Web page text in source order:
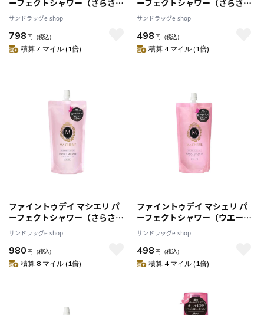
ら） 250ml
サンドラッグe-shop
798 円 （税込）
積算 7 マイル (1倍)
ら）つめかえ 220ml
サンドラッグe-shop
498 円 （税込）
積算 4 マイル (1倍)
ファイントゥデイ マシエリ パ
ーフェクトシャワー（さらさ
ら）つめかえ 220ml [2個セッ
ト]
サンドラッグe-shop
980 円 （税込）
積算 8 マイル (1倍)
ファイントゥデイ マシェリ パ
ーフェクトシャワー（ウエー
ブ）つめかえ 220ml
サンドラッグe-shop
498 円 （税込）
積算 4 マイル (1倍)